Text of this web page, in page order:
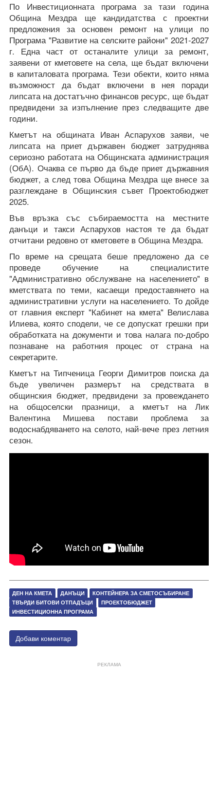
По Инвестиционната програма за тази година
Община Мездра ще кандидатства с проектни
предложения за основен ремонт на улици по
Програма "Развитие на селските райони" 2021-2027
г. Една част от останалите улици за ремонт,
заявени от кметовете на села, ще бъдат включени
в капиталовата програма. Тези обекти, които няма
възможност да бъдат включени в нея поради
липсата на достатъчно финансов ресурс, ще бъдат
предвидени за изпълнение през следващите две
години.
Кметът на общината Иван Аспарухов заяви, че
липсата на приет държавен бюджет затруднява
сериозно работата на Общинската администрация
(ОбА). Очаква се първо да бъде приет държавния
бюджет, а след това Община Мездра ще внесе за
разглеждане в Общинския съвет Проектобюджет
2025.
Във връзка със събираемостта на местните
данъци и такси Аспарухов настоя те да бъдат
отчитани редовно от кметовете в Община Мездра.
По време на срещата беше предложено да се
проведе обучение на специалистите
"Административно обслужване на населението" в
кметствата по теми, касаещи предоставянето на
административни услуги на населението. То дойде
от главния експерт "Кабинет на кмета" Велислава
Илиева, която сподели, че се допускат грешки при
обработката на документи и това налага по-добро
познаване на работния процес от страна на
секретарите.
Кметът на Типченица Георги Димитров поиска да
бъде увеличен размерът на средствата в
общинския бюджет, предвидени за провеждането
на общоселски празници, а кметът на Лик
Валентина Мишева постави проблема за
водоснабдяването на селото, най-вече през летния
сезон.
ДЕН НА КМЕТА ДАНЪЦИ
КОНТЕЙНЕРА ЗА СМЕТОСЪБИРАНЕ
ТВЪРДИ БИТОВИ ОТПАДЪЦИ
ПРОЕКТОБЮДЖЕТ
ИНВЕСТИЦИОННА ПРОГРАМА
Добави коментар
РЕКЛАМА